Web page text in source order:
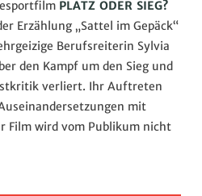
PLATZ ODER SIEG?
Erzählung „Sattel im Gepäck“
Berufsreiterin Sylvia
den Kampf um den Sieg und
verliert. Ihr Auftreten
mit
Film wird vom Publikum nicht